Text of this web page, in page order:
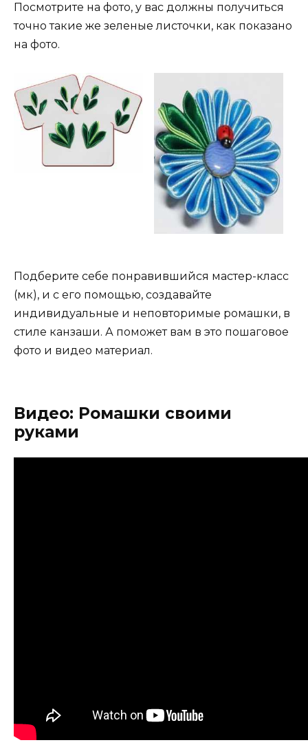
Посмотрите на фото, у вас должны получиться
точно такие же зеленые листочки, как показано
на фото.
Подберите себе понравившийся мастер-класс
(мк), и с его помощью, создавайте
индивидуальные и неповторимые ромашки, в
стиле канзаши. А поможет вам в это пошаговое
фото и видео материал.
Видео: Ромашки своими
руками